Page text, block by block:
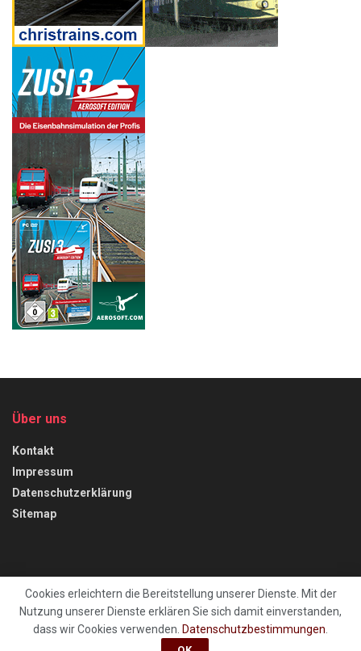
Über uns
Kontakt
Impressum
Datenschutzerklärung
Sitemap
Kontakt Impressum Datenschutzerklärung
Cookies erleichtern die Bereitstellung unserer Dienste. Mit der
Nutzung unserer Dienste erklären Sie sich damit einverstanden,
dass wir Cookies verwenden. Datenschutzbestimmungen